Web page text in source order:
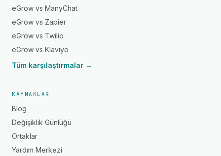
eGrow vs ManyChat
eGrow vs Zapier
eGrow vs Twilio
eGrow vs Klaviyo
Tüm karşılaştırmalar →
KAYNAKLAR
Blog
Değişiklik Günlüğü
Ortaklar
Yardım Merkezi